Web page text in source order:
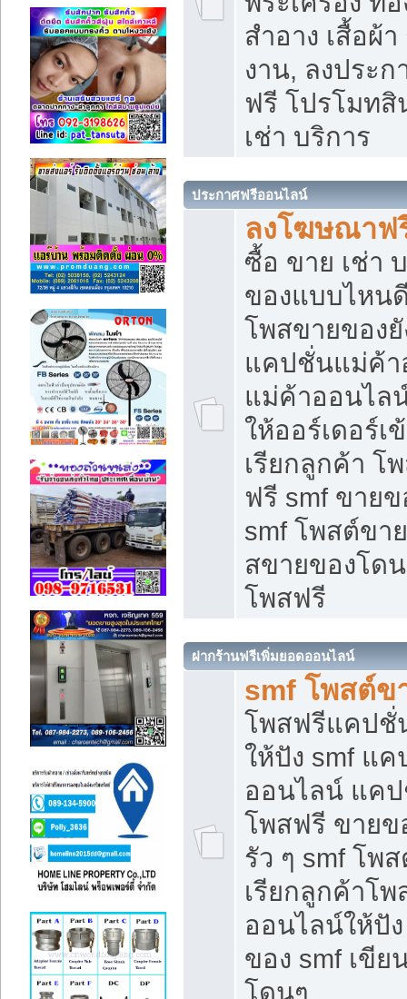
สำอาง เสื้อผ้
งาน, ลงประ
ฟรี โปรโมท
เช่า บริการ
ประกาศฟรีออนไลน์
ลงโฆษณาฟ
ซื้อ ขาย เช่า
ของแบบไหน
โพสขายของยั
แคปชั่นแม่ค้
แม่ค้าออนไล
ให้ออร์เดอร์เ
เรียกลูกค้า โ
ฟรี smf ขาย
smf โพสต์ขา
สขายของโด
โพสฟรี
ฝากร้านฟรีเพิ่มยอดออนไลน์
smf โพสต์ข
โพสฟรีแคปชั่
ให้ปัง smf แ
ออนไลน์ แค
โพสฟรี ขายข
รัว ๆ smf โพ
เรียกลูกค้าโ
ออนไลน์ให้ปั
ของ smf เขี
โดนๆ